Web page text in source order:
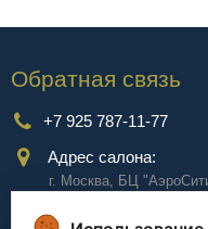
Обратная связь
+7 925 787-11-77
Адрес салона:
г. Москва, БЦ
Куркинское ш., стр.2, 17
этаж